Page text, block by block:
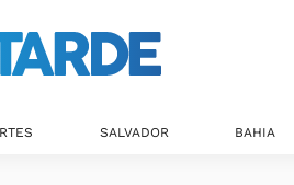
SALVADOR BAHIA